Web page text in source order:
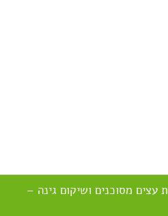
עצים מסוכנים ושיקום גינה –